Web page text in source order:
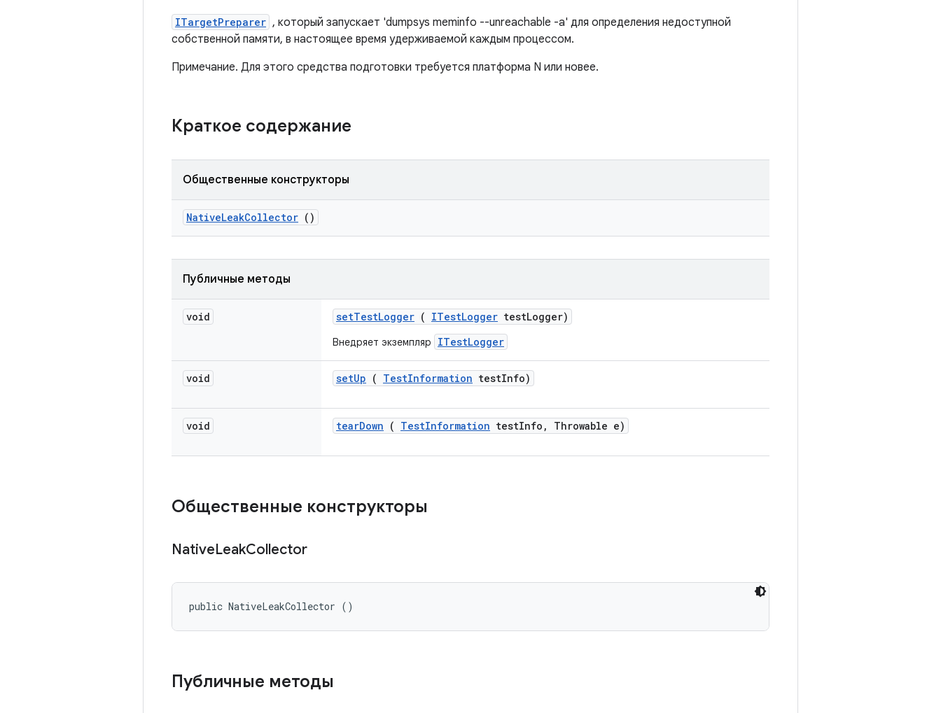
ITargetPreparer , который запускает 'dumpsys meminfo --unreachable -a' для определения недоступной
собственной памяти, в настоящее время удерживаемой каждым процессом.
Примечание. Для этого средства подготовки требуется платформа N или новее.
Краткое содержание
Общественные конструкторы
NativeLeakCollector ()
Публичные методы
void setTestLogger ( ITestLogger testLogger)
Внедряет экземпляр ITestLogger
void setUp ( TestInformation testInfo)
void tearDown ( TestInformation testInfo , Throwable e)
Общественные конструкторы
NativeLeakCollector
public NativeLeakCollector ()
Публичные методы